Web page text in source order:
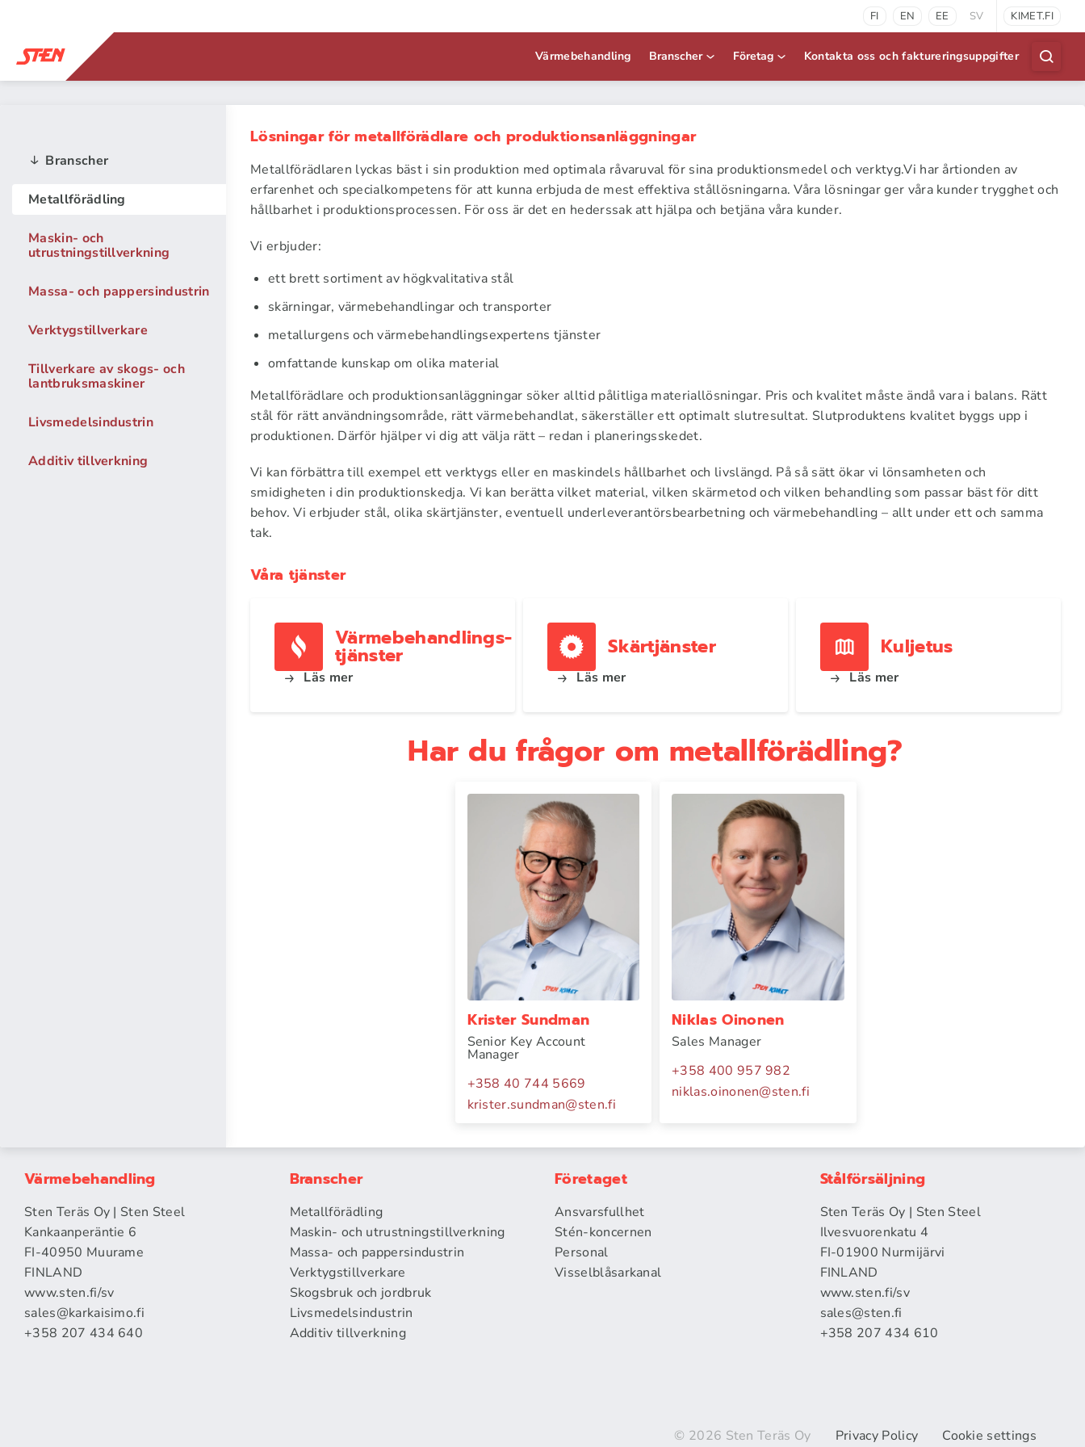
FI EN EE SV KIMET.FI
Värmebehandling Branscher Företag Kontakta oss och faktureringsuppgifter
Branscher
Metallförädling
Maskin- och
utrustningstillverkning
Massa- och pappersindustrin
Verktygstillverkare
Tillverkare av skogs- och
lantbruksmaskiner
Livsmedelsindustrin
Additiv tillverkning
Metall­förädling
Lösningar för metallförädlare och produktionsanläggningar
Metallförädlaren lyckas bäst i sin produktion med optimala råvaruval för sina produktionsmedel och verktyg.Vi har årtionden av
erfarenhet och specialkompetens för att kunna erbjuda de mest effektiva stållösningarna. Våra lösningar ger våra kunder trygghet och
hållbarhet i produktionsprocessen. För oss är det en hederssak att hjälpa och betjäna våra kunder.
Vi erbjuder:
ett brett sortiment av högkvalitativa stål
skärningar, värmebehandlingar och transporter
metallurgens och värmebehandlingsexpertens tjänster
omfattande kunskap om olika material
Metallförädlare och produktionsanläggningar söker alltid pålitliga materiallösningar. Pris och kvalitet måste ändå vara i balans. Rätt
stål för rätt användningsområde, rätt värmebehandlat, säkerställer ett optimalt slutresultat. Slutproduktens kvalitet byggs upp i
produktionen. Därför hjälper vi dig att välja rätt – redan i planeringsskedet.
Vi kan förbättra till exempel ett verktygs eller en maskindels hållbarhet och livslängd. På så sätt ökar vi lönsamheten och
smidigheten i din produktionskedja. Vi kan berätta vilket material, vilken skärmetod och vilken behandling som passar bäst för ditt
behov. Vi erbjuder stål, olika skärtjänster, eventuell underleverantörsbearbetning och värmebehandling – allt under ett och samma
tak.
Våra tjänster
Värmebehandlings­
tjänster
Läs mer
Skärtjänster
Läs mer
Kuljetus
Läs mer
Har du frågor om metallförädling?
Krister Sundman
Senior Key Account
Manager
+358 40 744 5669
krister.sundman@sten.fi
Niklas Oinonen
Sales Manager
+358 400 957 982
niklas.oinonen@sten.fi
Värmebehandling
Sten Teräs Oy | Sten Steel
Kankaanperäntie 6
FI-40950 Muurame
FINLAND
www.sten.fi/sv
sales@karkaisimo.fi
+358 207 434 640
Branscher
Metallförädling
Maskin- och utrustningstillverkning
Massa- och pappersindustrin
Verktygstillverkare
Skogsbruk och jordbruk
Livsmedelsindustrin
Additiv tillverkning
Företaget
Ansvarsfullhet
Stén-koncernen
Personal
Visselblåsarkanal
Stålförsäljning
Sten Teräs Oy | Sten Steel
Ilvesvuorenkatu 4
FI-01900 Nurmijärvi
FINLAND
www.sten.fi/sv
sales@sten.fi
+358 207 434 610
© 2026 Sten Teräs Oy Privacy Policy Cookie settings